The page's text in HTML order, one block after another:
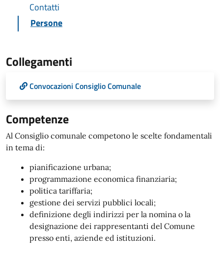
Contatti
Persone
Collegamenti
Convocazioni Consiglio Comunale
Competenze
Al Consiglio comunale competono le scelte fondamentali
in tema di:
pianificazione urbana;
programmazione economica finanziaria;
politica tariffaria;
gestione dei servizi pubblici locali;
definizione degli indirizzi per la nomina o la
designazione dei rappresentanti del Comune
presso enti, aziende ed istituzioni.